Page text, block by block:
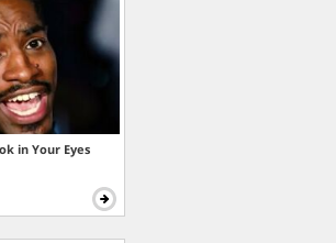
in Your Eyes